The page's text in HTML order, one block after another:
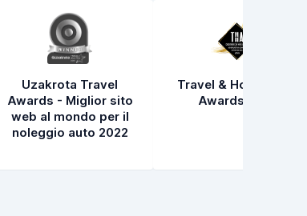
Uzakrota Travel
Awards - Miglior sito
web al mondo per il
noleggio auto 2022
Travel & Hospitality
Awards 2021